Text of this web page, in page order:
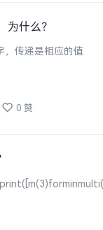
什么？
传递是相应的值
0 赞